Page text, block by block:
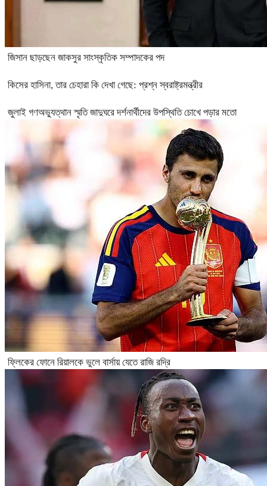
জিসান ছাড়ছেন জাকসুর সাংস্কৃতিক সম্পাদকের পদ
কিসের হাসিনা, তার চেহারা কি দেখা গেছে: প্রশ্ন স্বরাষ্ট্রমন্ত্রীর
জুলাই গণঅভ্যুত্থান স্মৃতি জাদুঘরে দর্শনার্থীদের উপস্থিতি চোখে পড়ার মতো
ফ্লিকের ফোনে রিয়ালকে ভুলে বার্সায় যেতে রাজি রদ্রি